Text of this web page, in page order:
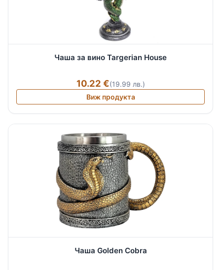
Чаша за вино Targerian House
10.22 €(19.99 лв.)
Виж продукта
Чаша Golden Cobra